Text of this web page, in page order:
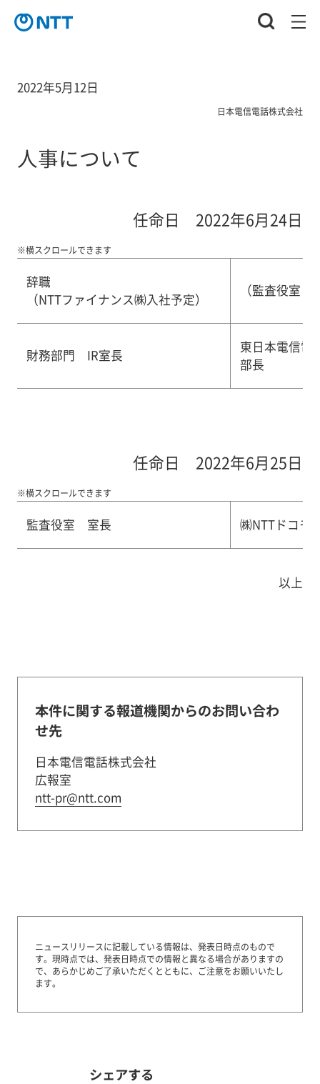
2022年5月12日
日本電信電話株式会社
人事について
任命日 2022年6月24日
※横スクロールできます
辞職
（NTTファイナンス㈱入社予定）
（監査役室
財務部門 IR室長
東日本電信
部長
任命日 2022年6月25日
※横スクロールできます
監査役室 室長 ㈱NTTドコ
以上
本件に関する報道機関からのお問い合わ
せ先
日本電信電話株式会社
広報室
ntt-pr@ntt.com
ニュースリリースに記載している情報は、発表日時点のもので
す。 現時点では、発表日時点での情報と異なる場合がありますの
で、あらかじめご了承いただくとともに、ご注意をお願いいたし
ます。
シェアする